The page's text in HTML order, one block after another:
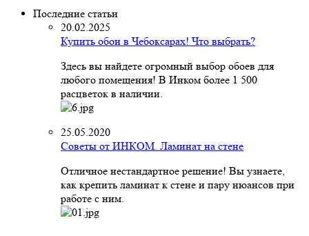
Последние статьи
20.02.2025
Купить обои в Чебоксарах! Что выбрать?
Здесь вы найдете огромный выбор обоев для
любого помещения! В Инком более 1 500
расцветок в наличии.
25.05.2020
Советы от ИНКОМ. Ламинат на стене
Отличное нестандартное решение! Вы узнаете,
как крепить ламинат к стене и пару нюансов при
работе с ним.